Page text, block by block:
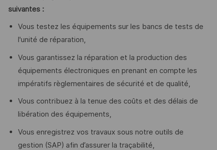
suivantes :
Vous testez les équipements sur les bancs de tests de
l'unité de réparation,
Vous garantissez la réparation et la production des
équipements électroniques en prenant en compte les
impératifs règlementaires de sécurité et de qualité,
Vous contribuez à la tenue des coûts et des délais de
libération des équipements,
Vous enregistrez vos travaux sous notre outils de
gestion (SAP) afin d’assurer la traçabilité,